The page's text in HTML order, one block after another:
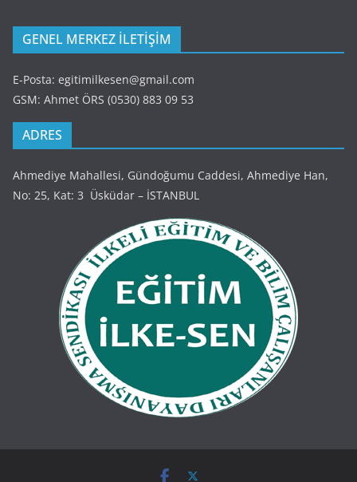
GENEL MERKEZ İLETİŞİM
E-Posta: egitimilkesen@gmail.com
GSM: Ahmet ÖRS (0530) 883 09 53
ADRES
Ahmediye Mahallesi, Gündoğumu Caddesi, Ahmediye Han,
No: 25, Kat: 3 Üsküdar – İSTANBUL